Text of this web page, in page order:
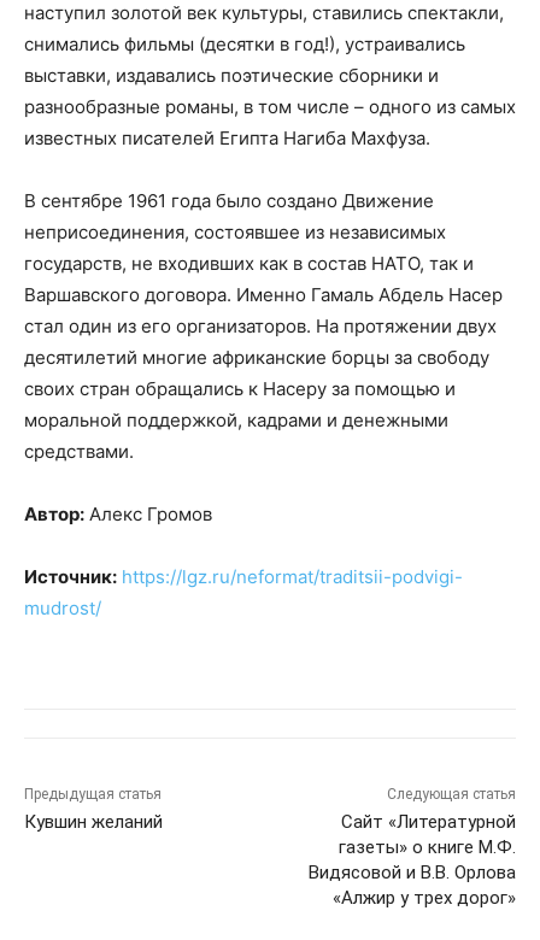
наступил золотой век культуры, ставились спектакли,
снимались фильмы (десятки в год!), устраивались
выставки, издавались поэтические сборники и
разнообразные романы, в том числе – одного из самых
известных писателей Египта Нагиба Махфуза.
В сентябре 1961 года было создано Движение
неприсоединения, состоявшее из независимых
государств, не входивших как в состав НАТО, так и
Варшавского договора. Именно Гамаль Абдель Насер
стал один из его организаторов. На протяжении двух
десятилетий многие африканские борцы за свободу
своих стран обращались к Насеру за помощью и
моральной поддержкой, кадрами и денежными
средствами.
Автор: Алекс Громов
Источник: https://lgz.ru/neformat/traditsii-podvigi-
mudrost/
Предыдущая статья
Кувшин желаний
Следующая статья
Сайт «Литературной
газеты» о книге М.Ф.
Видясовой и В.В. Орлова
«Алжир у трех дорог»